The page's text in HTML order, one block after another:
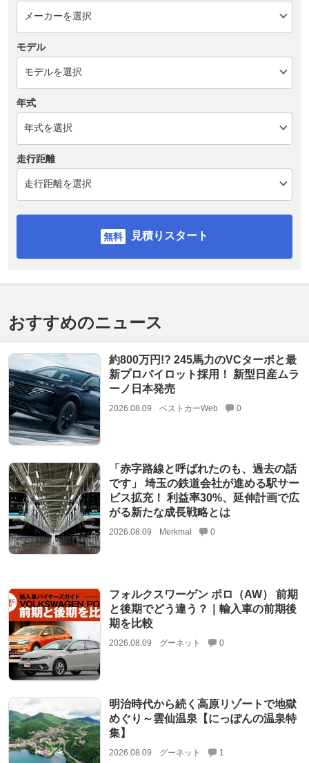
モデル
年式
走行距離
見積りスタート
おすすめのニュース
約800万円!? 245馬力のVCターボと最
新プロパイロット採用！ 新型日産ムラ
ーノ日本発売
2026.08.09 ベストカーWeb 0
「赤字路線と呼ばれたのも、過去の話
です」 埼玉の鉄道会社が進める駅サー
ビス拡充！ 利益率30%、延伸計画で広
がる新たな成長戦略とは
2026.08.09 Merkmal 0
フォルクスワーゲン ポロ（AW） 前期
と後期でどう違う？｜輸入車の前期後
期を比較
2026.08.09 グーネット 0
明治時代から続く高原リゾートで地獄
めぐり～雲仙温泉【にっぽんの温泉特
集】
2026.08.09 グーネット 1